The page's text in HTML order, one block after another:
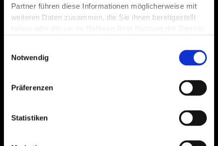
Partner führen diese Informationen möglicherweise mit
weiteren Daten zusammen, die Sie ihnen bereitgestellt
Notwendig
Präferenzen
Statistiken